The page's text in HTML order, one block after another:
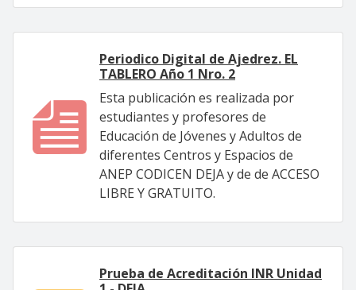
Periodico Digital de Ajedrez. EL
TABLERO Año 1 Nro. 2
Esta publicación es realizada por
estudiantes y profesores de
Educación de Jóvenes y Adultos de
diferentes Centros y Espacios de
ANEP CODICEN DEJA y de de ACCESO
LIBRE Y GRATUITO.
Prueba de Acreditación INR Unidad